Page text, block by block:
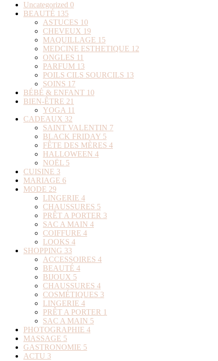
Uncategorized 0
BEAUTÉ 135
ASTUCES 10
CHEVEUX 19
MAQUILLAGE 15
MEDCINE ESTHETIQUE 12
ONGLES 11
PARFUM 13
POILS CILS SOURCILS 13
SOINS 17
BÉBÉ & ENFANT 10
BIEN-ÊTRE 21
YOGA 11
CADEAUX 32
SAINT VALENTIN 7
BLACK FRIDAY 5
FÊTE DES MÈRES 4
HALLOWEEN 4
NOËL 5
CUISINE 3
MARIAGE 6
MODE 29
LINGERIE 4
CHAUSSURES 5
PRÊT A PORTER 3
SAC A MAIN 4
COIFFURE 4
LOOKS 4
SHOPPING 33
ACCESSOIRES 4
BEAUTÉ 4
BIJOUX 5
CHAUSSURES 4
COSMÉTIQUES 3
LINGERIE 4
PRÊT A PORTER 1
SAC A MAIN 5
PHOTOGRAPHIE 4
MASSAGE 5
GASTRONOMIE 5
ACTU 3